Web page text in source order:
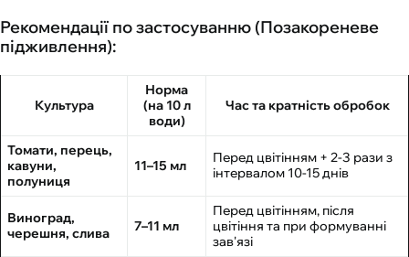
Рекомендації по застосуванню (Позакореневе
підживлення):
Культура
Норма
(на 10 л
води)
Час та кратність обробок
Томати, перець,
кавуни,
полуниця
11–15 мл
Перед цвітінням + 2-3 рази з
інтервалом 10-15 днів
Виноград,
черешня, слива
7–11 мл
Перед цвітінням, після
цвітіння та при формуванні
зав'язі